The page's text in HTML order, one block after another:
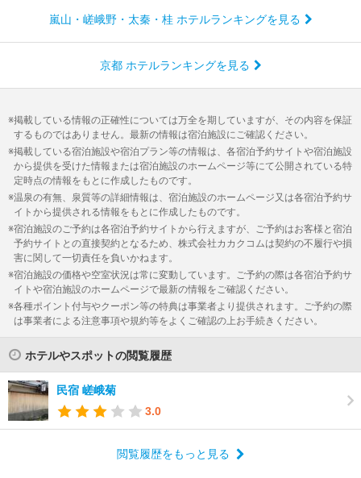
嵐山・嵯峨野・太秦・桂 ホテルランキングを見る
京都 ホテルランキングを見る
掲載している情報の正確性については万全を期していますが、その内容を保証
するものではありません。最新の情報は宿泊施設にご確認ください。
掲載している宿泊施設や宿泊プラン等の情報は、各宿泊予約サイトや宿泊施設
から提供を受けた情報または宿泊施設のホームページ等にて公開されている特
定時点の情報をもとに作成したものです。
温泉の有無、泉質等の詳細情報は、宿泊施設のホームページ又は各宿泊予約サ
イトから提供される情報をもとに作成したものです。
宿泊施設のご予約は各宿泊予約サイトから行えますが、ご予約はお客様と宿泊
予約サイトとの直接契約となるため、株式会社カカクコムは契約の不履行や損
害に関して一切責任を負いかねます。
宿泊施設の価格や空室状況は常に変動しています。ご予約の際は各宿泊予約サ
イトや宿泊施設のホームページで最新の情報をご確認ください。
各種ポイント付与やクーポン等の特典は事業者より提供されます。ご予約の際
は事業者による注意事項や規約等をよくご確認の上お手続きください。
ホテルやスポットの閲覧履歴
民宿 嵯峨菊
3.0
閲覧履歴をもっと見る